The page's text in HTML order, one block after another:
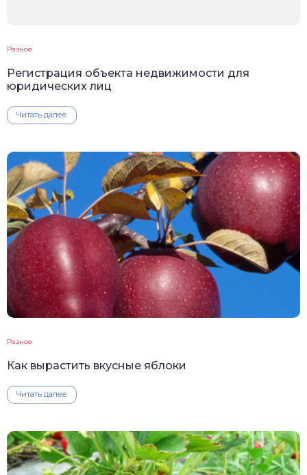
Разное
Регистрация объекта недвижимости для
юридических лиц
Читать далее
Разное
Как вырастить вкусные яблоки
Читать далее